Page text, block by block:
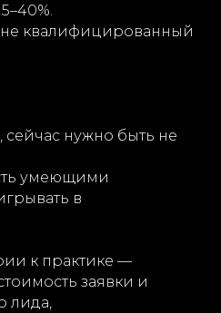
не квалифицированный
сейчас нужно быть не
умеющими
в
к практике —
заявки и
лида,